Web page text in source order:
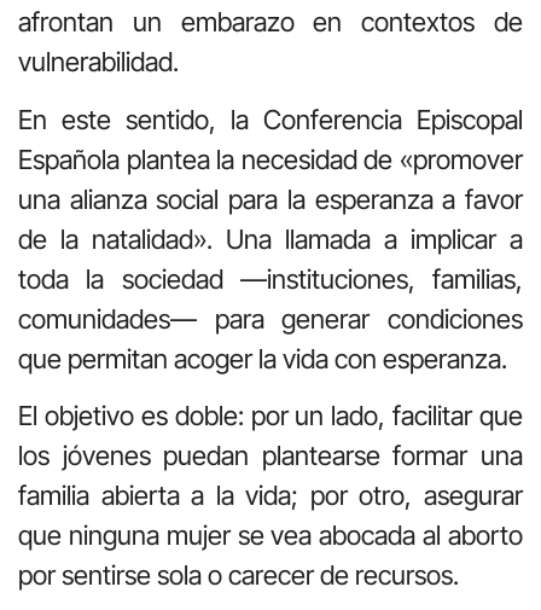
afrontan un embarazo en contextos de
vulnerabilidad.
En este sentido, la Conferencia Episcopal
Española plantea la necesidad de «promover
una alianza social para la esperanza a favor
de la natalidad». Una llamada a implicar a
toda la sociedad —instituciones, familias,
comunidades— para generar condiciones
que permitan acoger la vida con esperanza.
El objetivo es doble: por un lado, facilitar que
los jóvenes puedan plantearse formar una
familia abierta a la vida; por otro, asegurar
que ninguna mujer se vea abocada al aborto
por sentirse sola o carecer de recursos.